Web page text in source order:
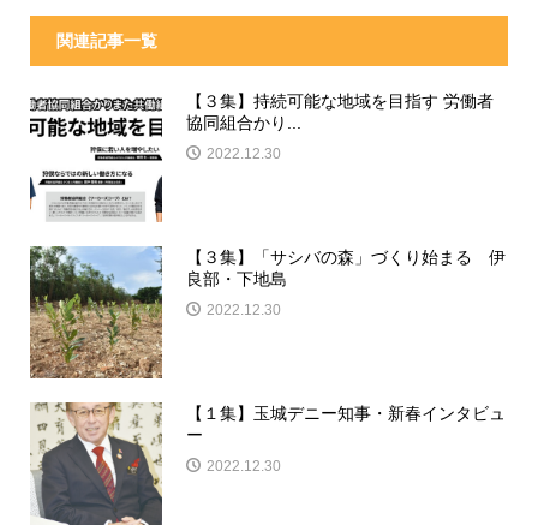
関連記事一覧
【３集】持続可能な地域を目指す 労働者
協同組合かり...
2022.12.30
【３集】「サシバの森」づくり始まる 伊
良部・下地島
2022.12.30
【１集】玉城デニー知事・新春インタビュ
ー
2022.12.30